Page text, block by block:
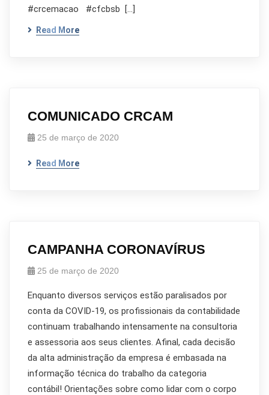
#crcemacao #cfcbsb […]
Read More
COMUNICADO CRCAM
25 de março de 2020
Read More
CAMPANHA CORONAVÍRUS
25 de março de 2020
Enquanto diversos serviços estão paralisados por
conta da COVID-19, os profissionais da contabilidade
continuam trabalhando intensamente na consultoria
e assessoria aos seus clientes. Afinal, cada decisão
da alta administração da empresa é embasada na
informação técnica do trabalho da categoria
contábil! Orientações sobre como lidar com o corpo